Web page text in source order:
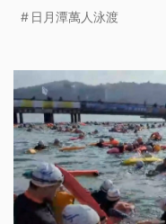
日月潭萬人泳渡